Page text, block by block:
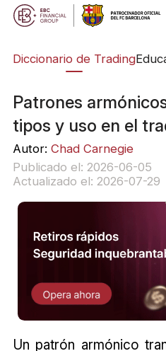
Diccionario de Trading
Patrones
tipos y uso en el
Autor: Chad Carnegie
Publicado el: 2026-06-05
Actualizado el: 2026-07-29
Un patrón armónico